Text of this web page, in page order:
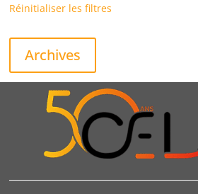
Réinitialiser les filtres
Archives